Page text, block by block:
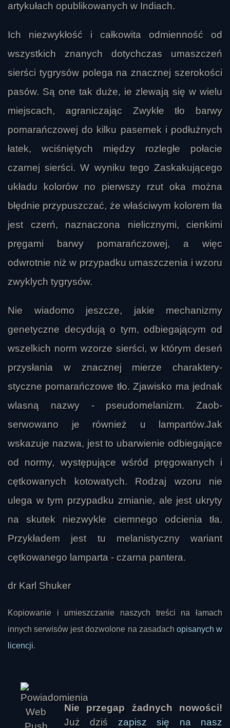
artykułach opublikowanych w Indiach.
Ich niezwykłość i całkowita odmienność od
wszystkich znanych dotychczas umaszczeń
sierści tygrysów polega na znacznej szerokości
pasów. Są one tak duże, ie zlewają się w wielu
miejscach, agraniczając Zwykłe tło barwy
pomarańczowej do kilku pasemek i podłużnych
łatek, wciśniętych między rozległe połacie
czarnej sierści. W wyniku tego Zaskakującego
układu kolorów no pierwszy rzut oka można
błędnie przypuszczać, że właściwym kolorem tła
jest czerń, naznaczona nielicznymi, cienkimi
pręgami barwy pomarańczowej, a więc
odwrotnie niż w przypadku umaszczenia i wzoru
zwyklych tygrysów.
Nie wiadomo jeszcze, jakie mechanizmy
genetyczne decydują o tym, odbiegającym od
wszelkich norm wzorze sierści, w którym deseń
przysłania w znacznej mierze charaktery-
styczne pomarańczowe tło. Zjawisko ma jednak
wlasną nazwy - pseudomelanizm. Zaob-
serwowano je również u lampartów.Jak
wskazuje nazwa, jest to ubarwienie odbiegające
od normy, występujące wśród pręgowanych i
cętkowanych kotowatych. Rodzaj wzoru nie
ulega w tym przypadku zmianie, ale jest ukryty
na skutek niezwykle ciemnego odcienia tła.
Przykładem jest tu melanistyczny wariant
cętkowanego lamparta - czarna pantera.
dr Karl Shuker
Kopiowanie i umieszczanie naszych treści na łamach
innych serwisów jest dozwolone na zasadach opisanych w
licencji.
Nie przegap żadnych nowości!
Już dziś zapisz się na nasz